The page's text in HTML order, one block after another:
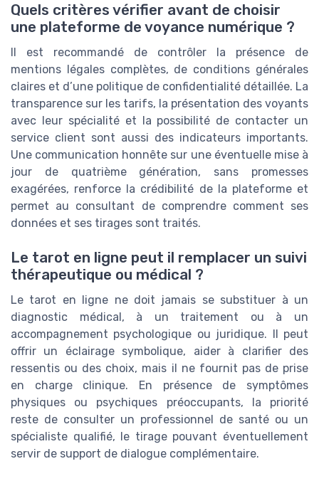
Quels critères vérifier avant de choisir
une plateforme de voyance numérique ?
Il est recommandé de contrôler la présence de
mentions légales complètes, de conditions générales
claires et d’une politique de confidentialité détaillée. La
transparence sur les tarifs, la présentation des voyants
avec leur spécialité et la possibilité de contacter un
service client sont aussi des indicateurs importants.
Une communication honnête sur une éventuelle mise à
jour de quatrième génération, sans promesses
exagérées, renforce la crédibilité de la plateforme et
permet au consultant de comprendre comment ses
données et ses tirages sont traités.
Le tarot en ligne peut il remplacer un suivi
thérapeutique ou médical ?
Le tarot en ligne ne doit jamais se substituer à un
diagnostic médical, à un traitement ou à un
accompagnement psychologique ou juridique. Il peut
offrir un éclairage symbolique, aider à clarifier des
ressentis ou des choix, mais il ne fournit pas de prise
en charge clinique. En présence de symptômes
physiques ou psychiques préoccupants, la priorité
reste de consulter un professionnel de santé ou un
spécialiste qualifié, le tirage pouvant éventuellement
servir de support de dialogue complémentaire.